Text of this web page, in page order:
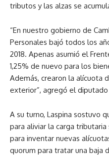
tributos y las alzas se
“En nuestro gobierno de
Personales bajó todos los
2018. Apenas asumió el
1,25% de nuevo para los
Además, crearon la alícuota
exterior”, agregó el
A su turno, Laspina sostuvo
para aliviar la carga
para inventar nuevas
quorum para tratar una baja